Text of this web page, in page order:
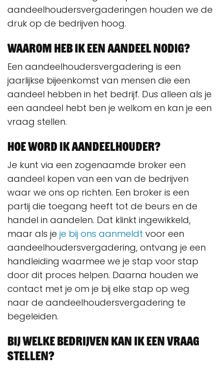
aandeelhoudersvergaderingen houden we de
druk op de bedrijven hoog.
Waarom heb ik een aandeel nodig?
Een aandeelhoudersvergadering is een
jaarlijkse bijeenkomst van mensen die een
aandeel hebben in het bedrijf. Dus alleen als je
een aandeel hebt ben je welkom en kan je een
vraag stellen.
Hoe word ik aandeelhouder?
Je kunt via een zogenaamde broker een
aandeel kopen van een van de bedrijven
waar we ons op richten. Een broker is een
partij die toegang heeft tot de beurs en de
handel in aandelen. Dat klinkt ingewikkeld,
maar als je je bij ons aanmeldt voor een
aandeelhoudersvergadering, ontvang je een
handleiding waarmee we je stap voor stap
door dit proces helpen. Daarna houden we
contact met je om je bij elke stap op weg
naar de aandeelhoudersvergadering te
begeleiden.
Bij welke bedrijven kan ik een vraag
stellen?